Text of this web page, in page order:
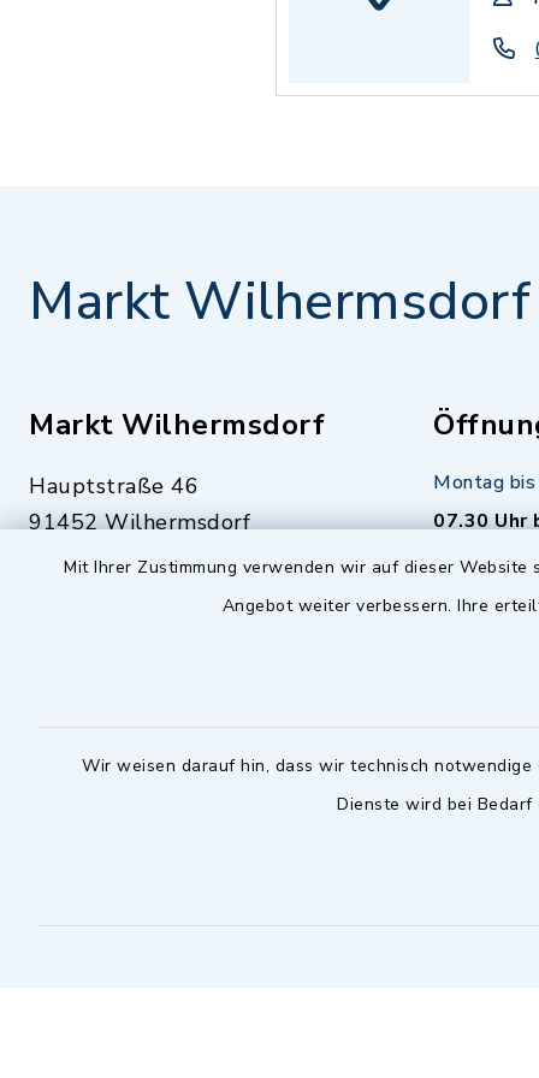
Mit Ihrer Zustimmung verwenden wir auf dieser
Angebot weiter verbessern. Ihre
Wir weisen darauf hin, dass wir technisch
Dienste wird bei
Markt Wilhermsdorf
Markt Wilhermsdorf
Hauptstraße 46
91452 Wilhermsdorf
09102 9958-0
09102 9958-111
Notfallnummer Bauhof
Montag
07.30 Uhr
Dienstag
16.30 bis
möglich -